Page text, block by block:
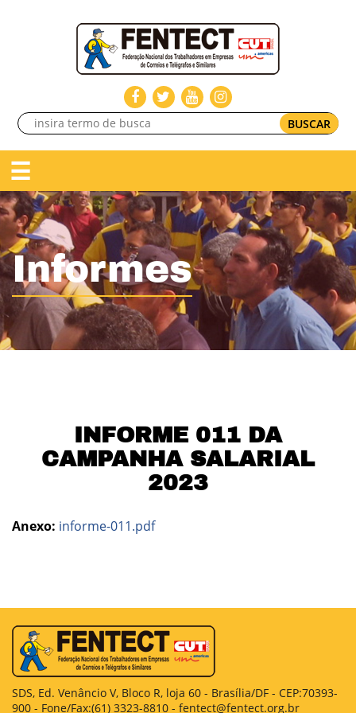
BUSCAR
☰
Informes
INFORME 011 DA
CAMPANHA SALARIAL
2023
Anexo: informe-011.pdf
SDS, Ed. Venâncio V, Bloco R, loja 60 - Brasília/DF - CEP:70393-
900 - Fone/Fax:(61) 3323-8810 - fentect@fentect.org.br